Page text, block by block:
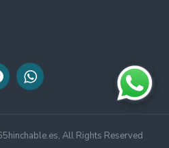
All Rights Reserved